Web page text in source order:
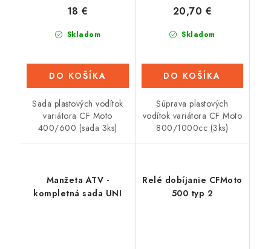
Skladom
18 €
DO KOŠÍKA
Sada plastových vodítok
variátora CF Moto
400/600 (sada 3ks)
Skladom
20,70 €
DO KOŠÍKA
Súprava plastových
vodítok variátora CF Moto
800/1000cc (3ks)
Manžeta ATV -
kompletná sada UNI
Relé dobíjanie CFMoto
500 typ 2